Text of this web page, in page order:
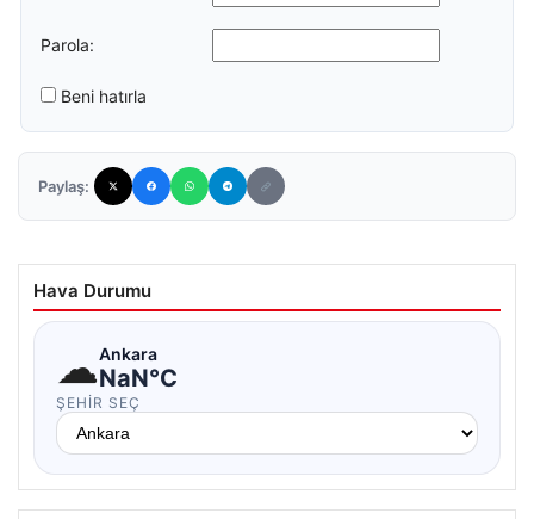
Parola:
Beni hatırla
Paylaş:
Hava Durumu
☁Ankara
NaN°C
ŞEHIR SEÇ